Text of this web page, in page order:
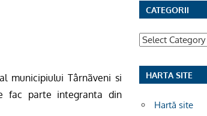
municipiului Târnãveni si
fac parte integranta din
CATEGORII
Categorii
HARTA SITE
Hartă site